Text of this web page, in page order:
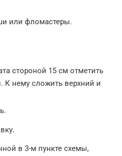
или фломастеры.
стороной 15 см отметить
К нему сложить верхний и
в 3-м пункте схемы,